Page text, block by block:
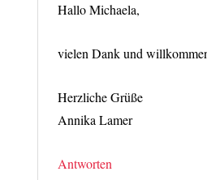
Hallo Michaela,
vielen Dank und
Herzliche Grüße
Annika Lamer
Antworten